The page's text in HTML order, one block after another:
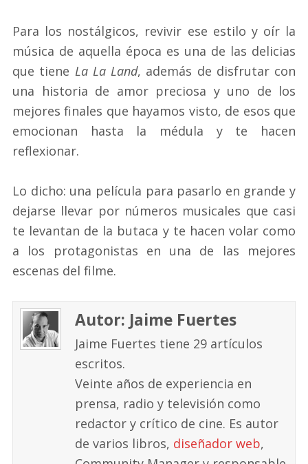
Para los nostálgicos, revivir ese estilo y oír la
música de aquella época es una de las delicias
que tiene La La Land, además de disfrutar con
una historia de amor preciosa y uno de los
mejores finales que hayamos visto, de esos que
emocionan hasta la médula y te hacen
reflexionar.
Lo dicho: una película para pasarlo en grande y
dejarse llevar por números musicales que casi
te levantan de la butaca y te hacen volar como
a los protagonistas en una de las mejores
escenas del filme.
Autor: Jaime Fuertes
Jaime Fuertes tiene 29 artículos
escritos.
Veinte años de experiencia en
prensa, radio y televisión como
redactor y crítico de cine. Es autor
de varios libros, diseñador web,